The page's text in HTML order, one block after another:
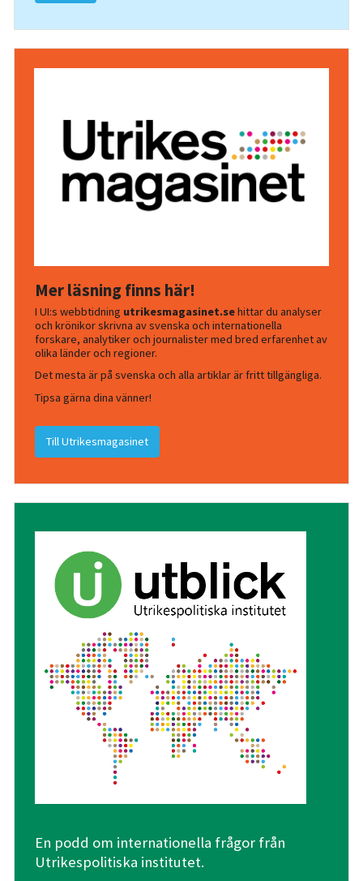
Mer läsning finns här!
I UI:s webbtidning utrikesmagasinet.sehittar du analyser
och krönikor skrivna av svenska och internationella
forskare, analytiker och journalister med bred erfarenhet av
olika länder och regioner.
Det mesta är på svenska och alla artiklar är fritt tillgängliga.
Tipsa gärna dina vänner!
Till Utrikesmagasinet
En podd om internationella frågor från
Utrikespolitiska institutet.